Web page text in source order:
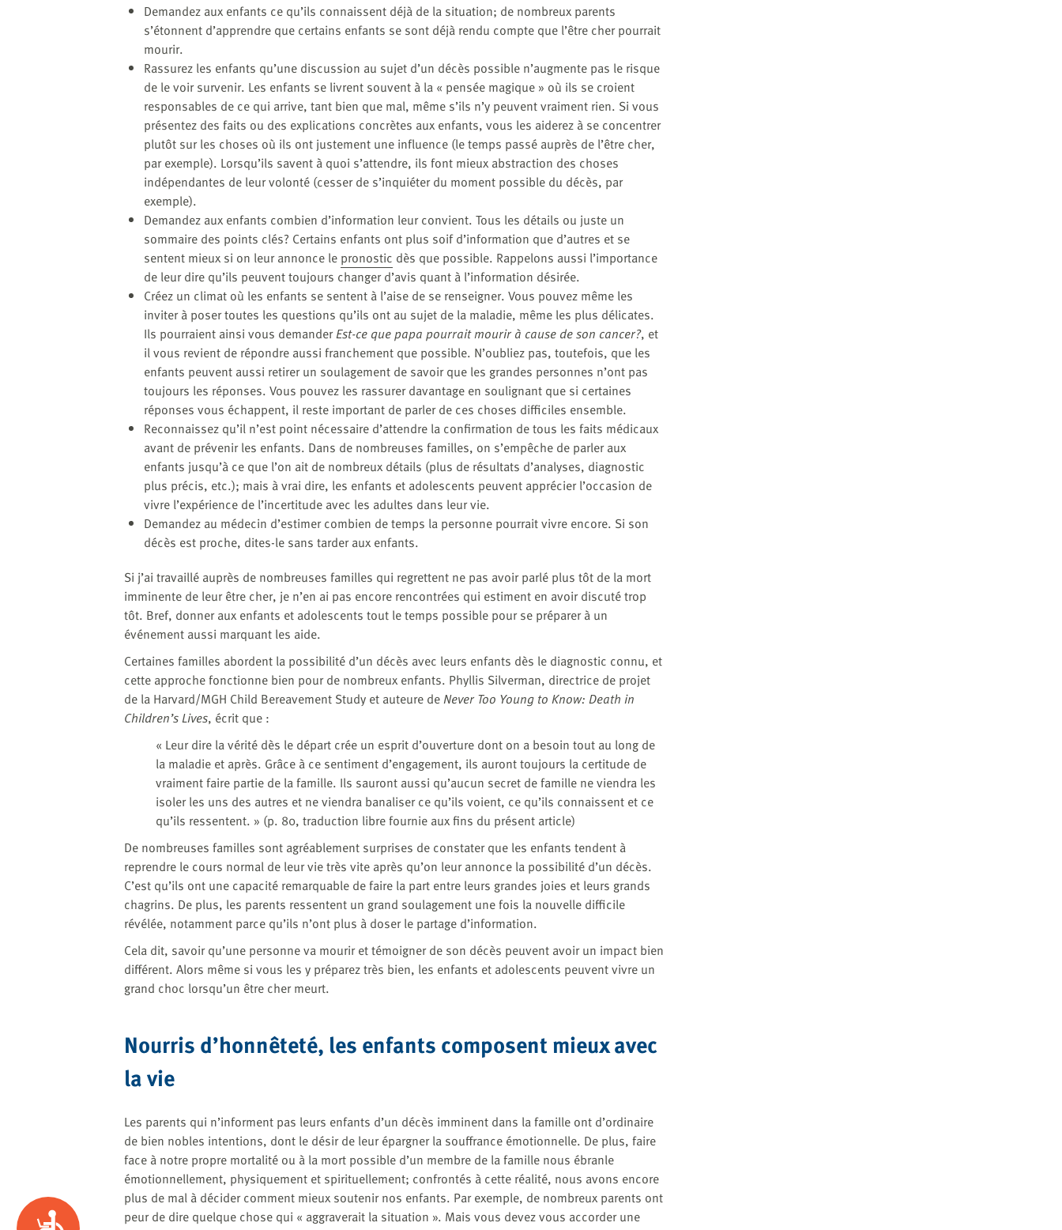
Accessibility
Demandez aux enfants ce qu’ils connaissent déjà de la situation; de nombreux parents
s’étonnent d’apprendre que certains enfants se sont déjà rendu compte que l’être cher pourrait
mourir.
Rassurez les enfants qu’une discussion au sujet d’un décès possible n’augmente pas le risque
de le voir survenir. Les enfants se livrent souvent à la « pensée magique » où ils se croient
responsables de ce qui arrive, tant bien que mal, même s’ils n’y peuvent vraiment rien. Si vous
présentez des faits ou des explications concrètes aux enfants, vous les aiderez à se concentrer
plutôt sur les choses où ils ont justement une influence (le temps passé auprès de l’être cher,
par exemple). Lorsqu’ils savent à quoi s’attendre, ils font mieux abstraction des choses
indépendantes de leur volonté (cesser de s’inquiéter du moment possible du décès, par
exemple).
Demandez aux enfants combien d’information leur convient. Tous les détails ou juste un
sommaire des points clés? Certains enfants ont plus soif d’information que d’autres et se
sentent mieux si on leur annonce le pronostic dès que possible. Rappelons aussi l’importance
de leur dire qu’ils peuvent toujours changer d’avis quant à l’information désirée.
Créez un climat où les enfants se sentent à l’aise de se renseigner. Vous pouvez même les
inviter à poser toutes les questions qu’ils ont au sujet de la maladie, même les plus délicates.
Ils pourraient ainsi vous demanderEst-ce que papa pourrait mourir à cause de son cancer?, et
il vous revient de répondre aussi franchement que possible. N’oubliez pas, toutefois, que les
enfants peuvent aussi retirer un soulagement de savoir que les grandes personnes n’ont pas
toujours les réponses. Vous pouvez les rassurer davantage en soulignant que si certaines
réponses vous échappent, il reste important de parler de ces choses difficiles ensemble.
Reconnaissez qu’il n’est point nécessaire d’attendre la confirmation de tous les faits médicaux
avant de prévenir les enfants. Dans de nombreuses familles, on s’empêche de parler aux
enfants jusqu’à ce que l’on ait de nombreux détails (plus de résultats d’analyses, diagnostic
plus précis, etc.); mais à vrai dire, les enfants et adolescents peuvent apprécier l’occasion de
vivre l’expérience de l’incertitude avec les adultes dans leur vie.
Demandez au médecin d’estimer combien de temps la personne pourrait vivre encore. Si son
décès est proche, dites-le sans tarder aux enfants.
Si j’ai travaillé auprès de nombreuses familles qui regrettent ne pas avoir parlé plus tôt de la mort
imminente de leur être cher, je n’en ai pas encore rencontrées qui estiment en avoir discuté trop
tôt. Bref, donner aux enfants et adolescents tout le temps possible pour se préparer à un
événement aussi marquant les aide.
Certaines familles abordent la possibilité d’un décès avec leurs enfants dès le diagnostic connu, et
cette approche fonctionne bien pour de nombreux enfants. Phyllis Silverman, directrice de projet
de la Harvard/MGH Child Bereavement Study et auteure deNever Too Young to Know: Death in
Children’s Lives, écrit que :
« Leur dire la vérité dès le départ crée un esprit d’ouverture dont on a besoin tout au long de
la maladie et après. Grâce à ce sentiment d’engagement, ils auront toujours la certitude de
vraiment faire partie de la famille. Ils sauront aussi qu’aucun secret de famille ne viendra les
isoler les uns des autres et ne viendra banaliser ce qu’ils voient, ce qu’ils connaissent et ce
qu’ils ressentent. » (p. 80, traduction libre fournie aux fins du présent article)
De nombreuses familles sont agréablement surprises de constater que les enfants tendent à
reprendre le cours normal de leur vie très vite après qu’on leur annonce la possibilité d’un décès.
C’est qu’ils ont une capacité remarquable de faire la part entre leurs grandes joies et leurs grands
chagrins. De plus, les parents ressentent un grand soulagement une fois la nouvelle difficile
révélée, notamment parce qu’ils n’ont plus à doser le partage d’information.
Cela dit, savoir qu’une personne va mourir et témoigner de son décès peuvent avoir un impact bien
différent. Alors même si vous les y préparez très bien, les enfants et adolescents peuvent vivre un
grand choc lorsqu’un être cher meurt.
Nourris d’honnêteté, les enfants composent mieux avec
la vie
Les parents qui n’informent pas leurs enfants d’un décès imminent dans la famille ont d’ordinaire
de bien nobles intentions, dont le désir de leur épargner la souffrance émotionnelle. De plus, faire
face à notre propre mortalité ou à la mort possible d’un membre de la famille nous ébranle
émotionnellement, physiquement et spirituellement; confrontés à cette réalité, nous avons encore
plus de mal à décider comment mieux soutenir nos enfants. Par exemple, de nombreux parents ont
peur de dire quelque chose qui « aggraverait la situation ». Mais vous devez vous accorder une